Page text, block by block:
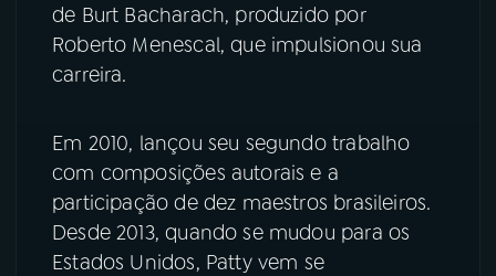
de Burt Bacharach, produzido por
Roberto Menescal, que impulsionou sua
carreira.
Em 2010, lançou seu segundo trabalho
com composições autorais e a
participação de dez maestros brasileiros.
Desde 2013, quando se mudou para os
Estados Unidos, Patty vem se